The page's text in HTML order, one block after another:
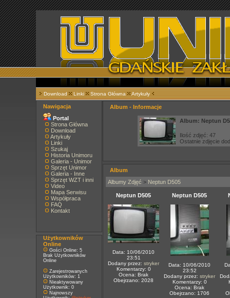
Download Linki Strona Główna Artykuły
Nawigacja
Portal
Strona Główna
Download
Artykuły
Linki
Szukaj
Historia Unimoru
Galeria - Unimor
Sprzęt Unimor
Galeria - Inne
Sprzęt WZT i inni
Video
Mapa Serwisu
Współpraca
FAQ
Kontakt
Użytkowników
Online
Gości Online: 5
Brak Użytkowników
Online
Zarejestrowanych
Użytkowników: 1
Nieaktywowany
Użytkownik: 0
Najnowszy
Album - Informacje
Album: Neptun
Ilość zdjęć: 47
Ostatnie zdjęcie
Album
Albumy Zdjęć > Neptun D505
Neptun D505
Data: 10/06/2010
23:51
Dodany przez: stryker
Komentarzy: 0
Ocena: Brak
Obejrzano: 2028
Neptun D505
Data: 10/06/2010
23:52
Dodany przez: stryker
Komentarzy: 0
Ocena: Brak
Obejrzano: 1706